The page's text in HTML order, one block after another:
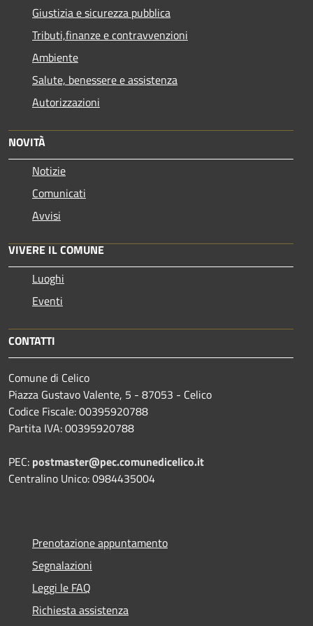
Giustizia e sicurezza pubblica
Tributi,finanze e contravvenzioni
Ambiente
Salute, benessere e assistenza
Autorizzazioni
NOVITÀ
Notizie
Comunicati
Avvisi
VIVERE IL COMUNE
Luoghi
Eventi
CONTATTI
Comune di Celico
Piazza Gustavo Valente, 5 - 87053 - Celico
Codice Fiscale: 00395920788
Partita IVA: 00395920788
PEC: postmaster@pec.comunedicelico.it
Centralino Unico: 0984435004
Prenotazione appuntamento
Segnalazioni
Leggi le FAQ
Richiesta assistenza